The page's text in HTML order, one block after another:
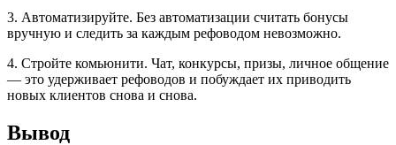
3. Автоматизируйте. Без автоматизации считать бонусы
вручную и следить за каждым рефоводом невозможно.
4. Стройте комьюнити. Чат, конкурсы, призы, личное общение
— это удерживает рефоводов и побуждает их приводить
новых клиентов снова и снова.
Вывод